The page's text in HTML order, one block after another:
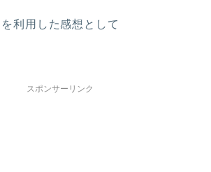
を利用した感想として
スポンサーリンク